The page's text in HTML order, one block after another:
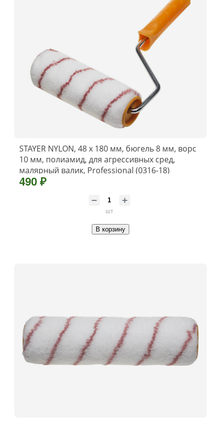
STAYER NYLON, 48 х 180 мм, бюгель 8 мм, ворс
10 мм, полиамид, для агрессивных сред,
малярный валик, Professional (0316-18)
490 ₽
шт
В корзину